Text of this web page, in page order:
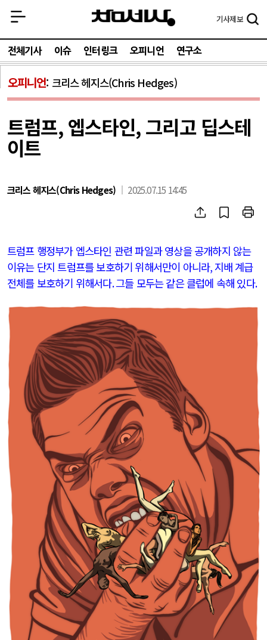
기사제보
전체기사 이슈 인터링크 오피니언 연구소
오피니언 크리스 헤지스(Chris Hedges)
트럼프, 엡스타인, 그리고 딥스테
이트
크리스 헤지스(Chris Hedges) 2025.07.15 14:45
트럼프 행정부가 엡스타인 관련 파일과 영상을 공개하지 않는
이유는 단지 트럼프를 보호하기 위해서만이 아니라, 지배 계급
전체를 보호하기 위해서다.그들 모두는 같은 클럽에 속해 있다.